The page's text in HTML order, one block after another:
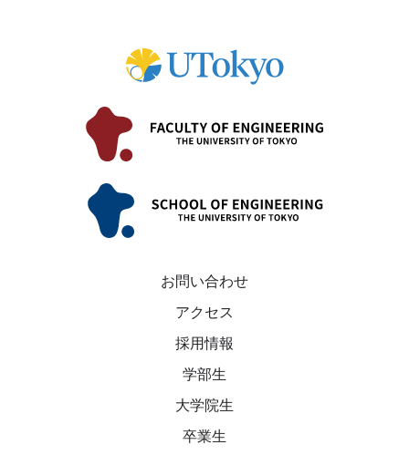
お問い合わせ
アクセス
採用情報
学部生
大学院生
卒業生